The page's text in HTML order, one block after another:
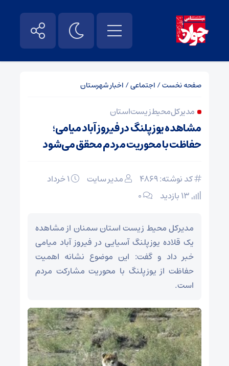
صفحه نخست/ اجتماعی/ اخبار شهرستان
مدیر کل محیط زیست استان
مشاهده یوزپلنگ در فیروز آباد میامی؛
حفاظت با محوریت مردم محقق می‌شود
کد نوشته: 4869 مدیر سایت
۰
مدیرکل محیط زیست استان سمنان از مشاهده
یک قلاده یوزپلنگ آسیایی در فیروز آباد میامی
خبر داد و گفت: این موضوع نشانه اهمیت
حفاظت از یوزپلنگ با محوریت مشارکت مردم
است.